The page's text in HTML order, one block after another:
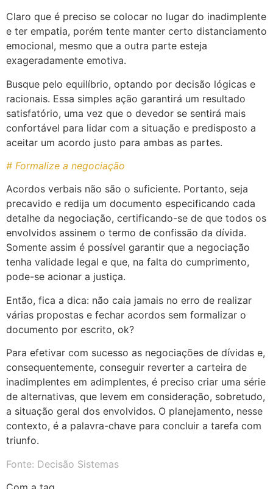
Claro que é preciso se colocar no lugar do inadimplente
e ter empatia, porém tente manter certo distanciamento
emocional, mesmo que a outra parte esteja
exageradamente emotiva.
Busque pelo equilíbrio, optando por decisão lógicas e
racionais. Essa simples ação garantirá um resultado
satisfatório, uma vez que o devedor se sentirá mais
confortável para lidar com a situação e predisposto a
aceitar um acordo justo para ambas as partes.
# Formalize a negociação
Acordos verbais não são o suficiente. Portanto, seja
precavido e redija um documento especificando cada
detalhe da negociação, certificando-se de que todos os
envolvidos assinem o termo de confissão da dívida.
Somente assim é possível garantir que a negociação
tenha validade legal e que, na falta do cumprimento,
pode-se acionar a justiça.
Então, fica a dica: não caia jamais no erro de realizar
várias propostas e fechar acordos sem formalizar o
documento por escrito, ok?
Para efetivar com sucesso as negociações de dívidas e,
consequentemente, conseguir reverter a carteira de
inadimplentes em adimplentes, é preciso criar uma série
de alternativas, que levem em consideração, sobretudo,
a situação geral dos envolvidos. O planejamento, nesse
contexto, é a palavra-chave para concluir a tarefa com
triunfo.
Fonte: Decisão Sistemas